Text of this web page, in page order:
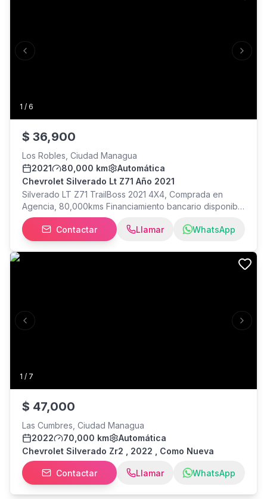
1 / 6
Previous slide Next
$ 36,900
Los Robles, Ciudad Managua
2021
80,000 km
Automática
Chevrolet Silverado Lt Z71 Año 2021
Silverado LT Z71 TrailBoss 2021 4X4, Comprada en
Agencia, 80,000kms Financiamiento bancario disponible
Aceptamos propuesta de cambio Más información llamar
o escribir al con Elena Miranda. Estamos ubicados: Los
Robles, Hotel Colón 1 cuadra al sur, 1 cuadra arriba,
Managua.
Contactar Llamar WhatsApp
1 / 7
Previous slide Next
$ 47,000
Las Cumbres, Ciudad Managua
2022
70,000 km
Automática
Chevrolet Silverado Zr2 , 2022 , Como Nueva
Contactar Llamar WhatsApp